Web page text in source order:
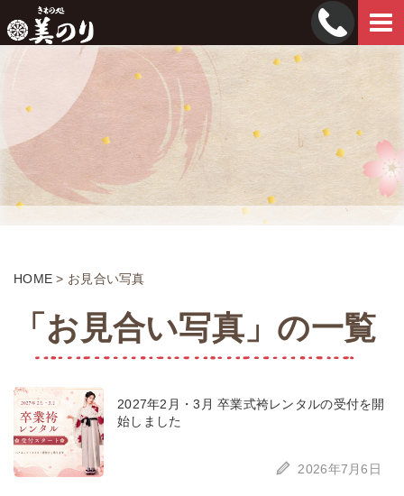
HOME > お見合い写真
「お見合い写真」の一覧
2027年2月・3月 卒業式袴レンタルの受付を開
始しました
2026年7月6日